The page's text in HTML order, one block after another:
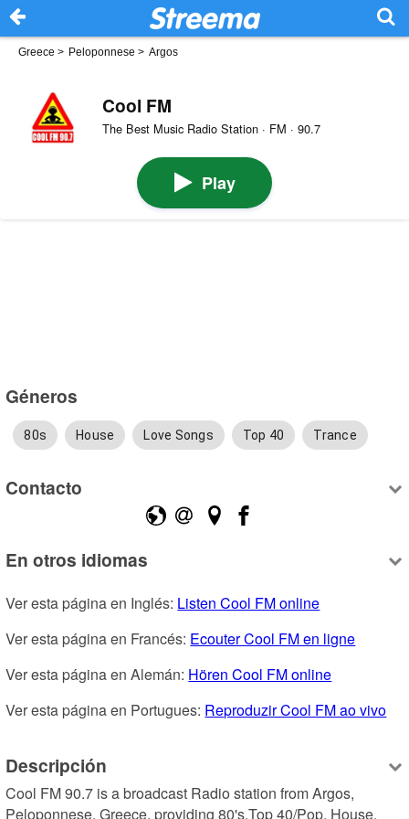
Greece > Peloponnese > Argos
Cool FM
The Best Music Radio Station · FM · 90.7
Play
Géneros
80s House Love Songs Top 40 Trance
Contacto
En otros idiomas
Ver esta página en Inglés: Listen Cool FM online
Ver esta página en Francés: Ecouter Cool FM en ligne
Ver esta página en Alemán: Hören Cool FM online
Ver esta página en Portugues: Reproduzir Cool FM ao vivo
Descripción
Cool FM 90.7 is a broadcast Radio station from Argos,
Peloponnese, Greece, providing 80's,Top 40/Pop, House,